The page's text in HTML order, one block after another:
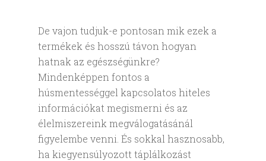
De vajon tudjuk-e pontosan mik ezek a
termékek és hosszú távon hogyan
hatnak az egészségünkre?
Mindenképpen fontos a
húsmentességgel kapcsolatos hiteles
információkat megismerni és az
élelmiszereink megválogatásánál
figyelembe venni. És sokkal hasznosabb,
ha kiegyensúlyozott táplálkozást